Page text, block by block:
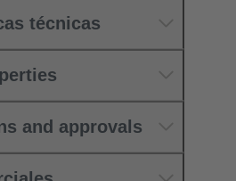
técnicas
and approvals